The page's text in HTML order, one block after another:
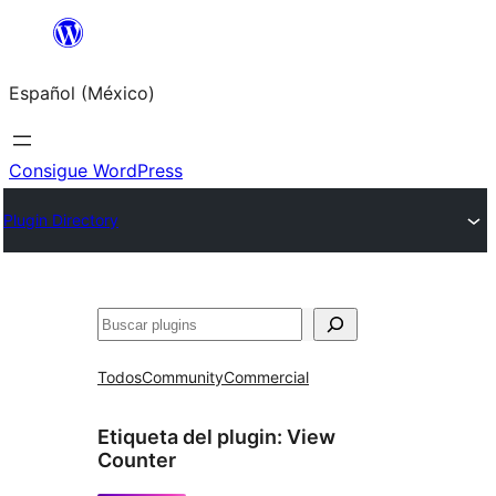
Saltar
contenido
Español (México)
Consigue WordPress
Plugin Directory
Buscar
TodosCommunityCommercial
Etiqueta del plugin: View
Counter